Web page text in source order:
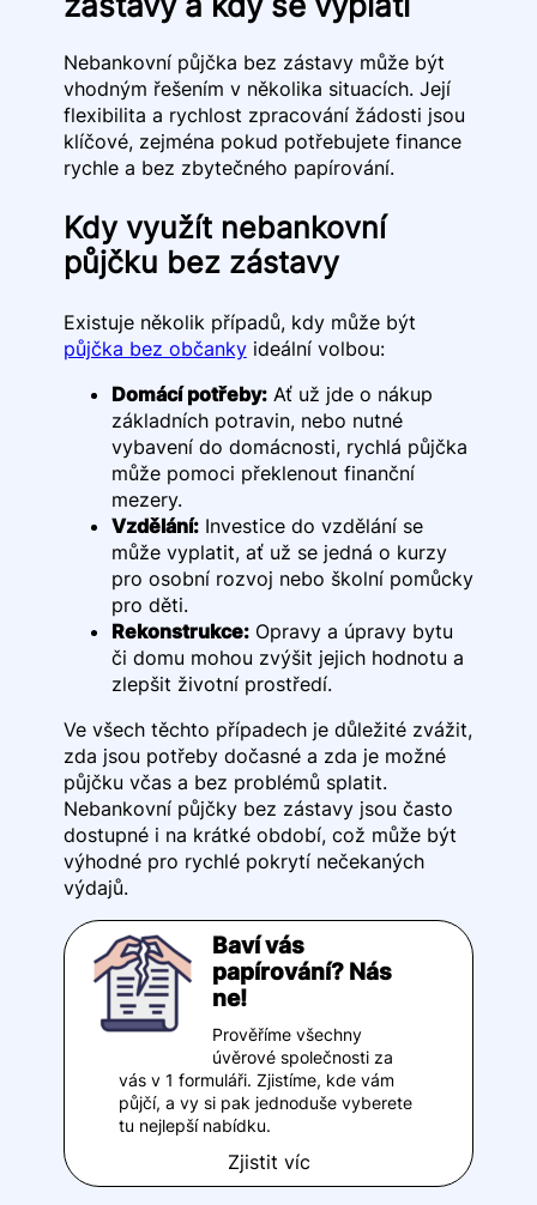
Nebankovní půjčka bez zástavy může být
vhodným řešením v několika situacích. Její
flexibilita a rychlost zpracování žádosti jsou
klíčové, zejména pokud potřebujete finance
rychle a bez zbytečného papírování.
Kdy využít nebankovní
půjčku bez zástavy
Existuje několik případů, kdy může být
půjčka bez občankyideální volbou:
Domácí potřeby:Ať už jde o nákup
základních potravin, nebo nutné
vybavení do domácnosti, rychlá půjčka
může pomoci překlenout finanční
mezery.
Vzdělání:Investice do vzdělání se
může vyplatit, ať už se jedná o kurzy
pro osobní rozvoj nebo školní pomůcky
pro děti.
Rekonstrukce:Opravy a úpravy bytu
či domu mohou zvýšit jejich hodnotu a
zlepšit životní prostředí.
Ve všech těchto případech je důležité zvážit,
zda jsou potřeby dočasné a zda je možné
půjčku včas a bez problémů splatit.
Nebankovní půjčky bez zástavy jsou často
dostupné i na krátké období, což může být
výhodné pro rychlé pokrytí nečekaných
výdajů.
Baví vás
papírování? Nás
ne!
Prověříme všechny
úvěrové společnosti za
vás v 1 formuláři. Zjistíme, kde vám
půjčí, a vy si pak jednoduše vyberete
tu nejlepší nabídku.
Zjistit víc